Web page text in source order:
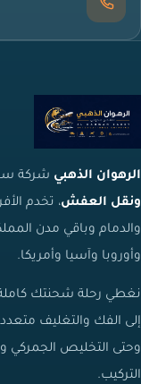
الرهوان الذهبي شركة
ونقل العفش، تخدم
والدمام وباقي مدن
وأوروبا وآسيا وأمريكا.
نغطي رحلة شحنتك
إلى الفك والتغليف متعدد
وحتى التخليص الجمركي
التركيب.